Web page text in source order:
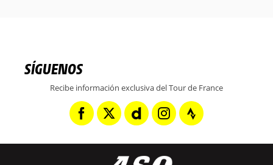
SÍGUENOS
Recibe información exclusiva del Tour de France